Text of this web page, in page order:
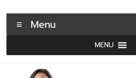
Menu
MENU